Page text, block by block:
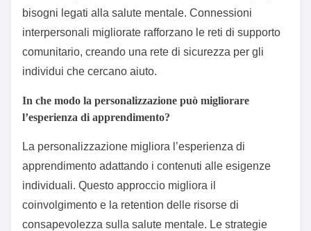
bisogni legati alla salute mentale. Connessioni
interpersonali migliorate rafforzano le reti di supporto
comunitario, creando una rete di sicurezza per gli
individui che cercano aiuto.
In che modo la personalizzazione può migliorare
l’esperienza di apprendimento?
La personalizzazione migliora l’esperienza di
apprendimento adattando i contenuti alle esigenze
individuali. Questo approccio migliora il
coinvolgimento e la retention delle risorse di
consapevolezza sulla salute mentale. Le strategie